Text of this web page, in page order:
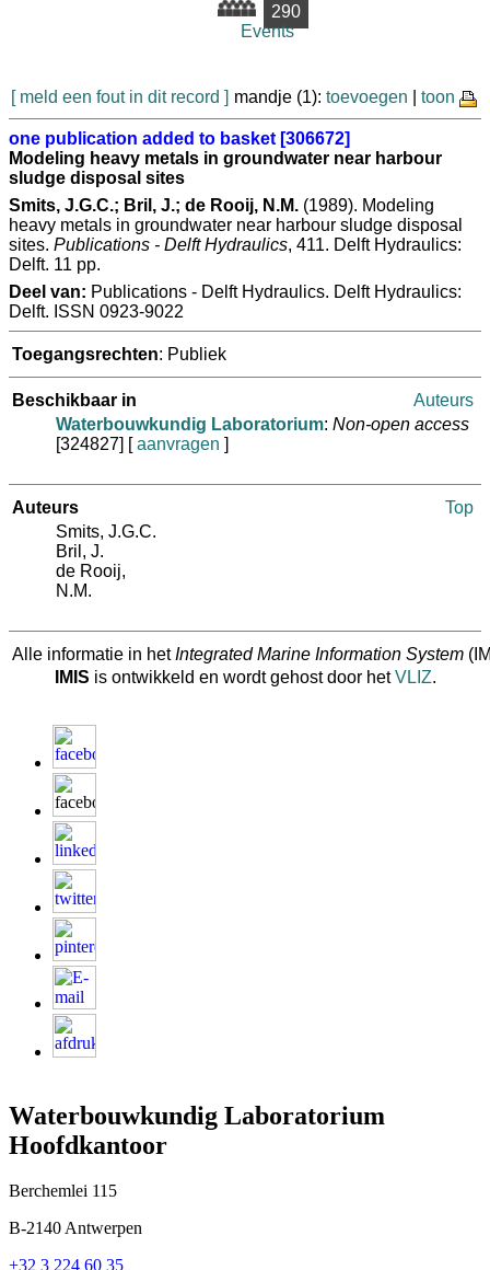
290
Events
[ meld een fout in dit record ] mandje (1): toevoegen toon
one publication added to basket [306672]
Modeling heavy metals in groundwater near harbour
sludge disposal sites
Smits, J.G.C.; Bril, J.; de Rooij, N.M. (1989). Modeling
heavy metals in groundwater near harbour sludge disposal
sites. Publications - Delft Hydraulics, 411. Delft Hydraulics:
Delft. 11 pp.
Deel van: Publications - Delft Hydraulics. Delft Hydraulics:
Delft. ISSN 0923-9022
Toegangsrechten: Publiek
Beschikbaar in
Auteurs
Waterbouwkundig Laboratorium: Non-open access
[324827] [aanvragen ]
Auteurs
Top
Smits, J.G.C.
Bril, J.
de Rooij,
N.M.
Alle informatie in hetIntegrated Marine Information System
IMIS is ontwikkeld en wordt gehost door hetVLIZ.
Waterbouwkundig Laboratorium
Hoofdkantoor
Berchemlei 115
B-2140 Antwerpen
+32 3 224 60 35